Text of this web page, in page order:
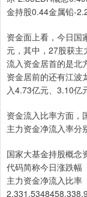
金持股0.44金属铅-
资金面上看，今日国
元，其中，27股获
流入资金居首的是北
资金居前的还有江波
入4.73亿元、3.10亿
资金流入比率方面，
主力资金净流入率分
国家大基金持股概念
代码简称今日涨跌幅
主力资金净流入比率